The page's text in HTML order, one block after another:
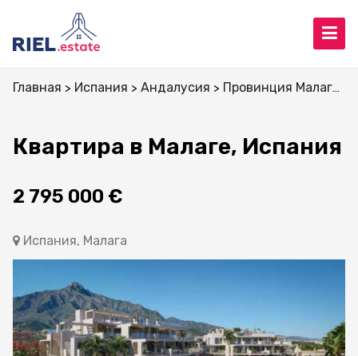
Главная Испания Андалусия Провинция Малага
Квартира в Малаге, Испания
2 795 000 €
Испания, Малага